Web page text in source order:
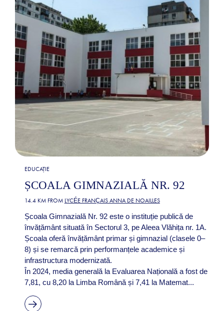
EDUCAȚIE
ȘCOALA GIMNAZIALĂ NR. 92
14.4 KM FROM LYCÉE FRANÇAIS ANNA DE NOAILLES
Școala Gimnazială Nr. 92 este o instituție publică de
învățământ situată în Sectorul 3, pe Aleea Vlăhița nr. 1A.
Școala oferă învățământ primar și gimnazial (clasele 0–
8) și se remarcă prin performanțele academice și
infrastructura modernizată.
În 2024, media generală la Evaluarea Națională a fost de
7,81, cu 8,20 la Limba Română și 7,41 la Matemat...